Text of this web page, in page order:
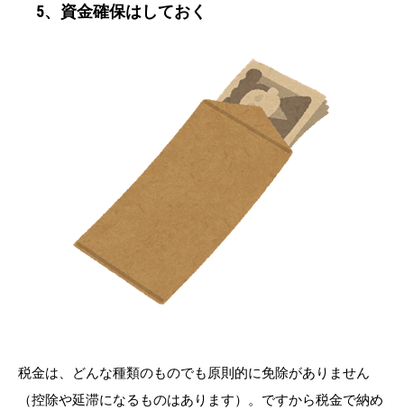
5、資金確保はしておく
税金は、どんな種類のものでも原則的に免除がありません
（控除や延滞になるものはあります）。ですから税金で納め